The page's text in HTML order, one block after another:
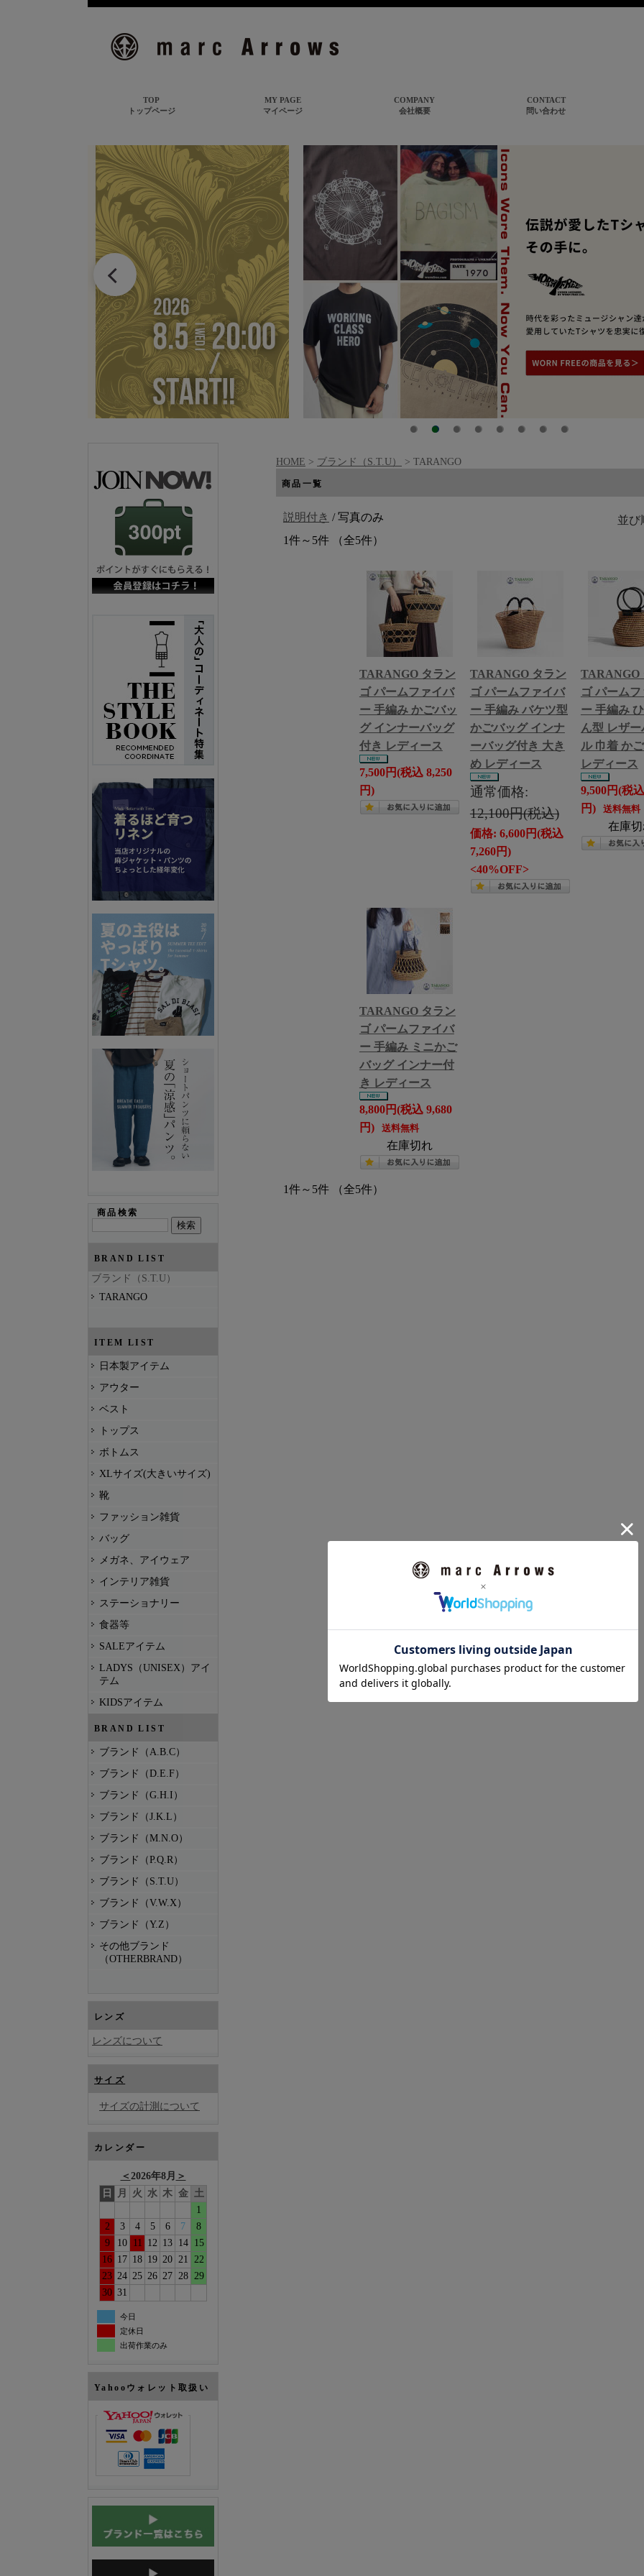
商品検索
BRAND LIST
ブランド（S.T.U）
TARANGO
ITEM LIST
日本製アイテム
アウター
ベスト
トップス
ボトムス
XLサイズ(大きいサイズ)
靴
ファッション雑貨
バッグ
メガネ、アイウェア
インテリア雑貨
ステーショナリー
食器等
SALEアイテム
LADYS（UNISEX）アイ
テム
KIDSアイテム
BRAND LIST
ブランド（A.B.C）
ブランド（D.E.F）
ブランド（G.H.I）
ブランド（J.K.L）
ブランド（M.N.O）
ブランド（P.Q.R）
ブランド（S.T.U）
ブランド（V.W.X）
ブランド（Y.Z）
その他ブランド
（OTHERBRAND）
レンズ
レンズについて
サイズ
サイズの計測について
カレンダー
＜ 2026年8月 ＞
日
月 火 水 木 金 土
1
2
3 4 5 6 7
8
9
10 11 12 13 14
15
16 17 18 19 20 21 22
23 24 25 26 27 28 29
30 31
今日
定休日
出荷作業のみ
Yahooウォレット取扱い
HOME > ブランド（S.T.U） > TARANGO
商品一覧
並び
説明付き / 写真のみ
1件～5件 （全5件）
TARANGO タラン
ゴ パームファイバ
ー 手編み かごバッ
グ インナーバッグ
付き レディース
7,500円(税込 8,250
円)
TARANGO タラン
ゴ パームファイバ
ー 手編み バケツ型
かごバッグ インナ
ーバッグ付き 大き
め レディース
通常価格:
12,100円(税込)
価格: 6,600円(税込
7,260円)
<40%OFF>
TARANGO
ゴ パーム
ー 手編み
ん型 レザー
ル 巾着 か
レディース
9,500円(税
円)
送料無料
在庫
TARANGO タラン
ゴ パームファイバ
ー 手編み ミニかご
バッグ インナー付
き レディース
8,800円(税込 9,680
円)
送料無料
在庫切れ
1件～5件 （全5件）